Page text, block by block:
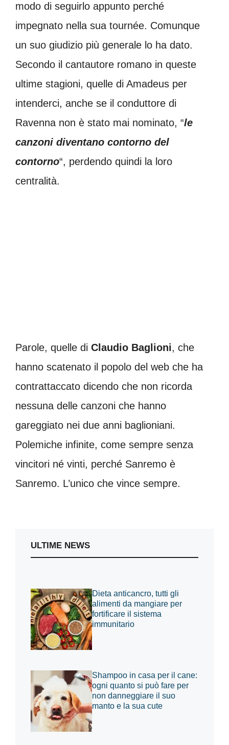
modo di seguirlo appunto perché
impegnato nella sua tournée. Comunque
un suo giudizio più generale lo ha dato.
Secondo il cantautore romano in queste
ultime stagioni, quelle di Amadeus per
intenderci, anche se il conduttore di
Ravenna non è stato mai nominato, “le
canzoni diventano contorno del
contorno“, perdendo quindi la loro
centralità.
Parole, quelle di Claudio Baglioni, che
hanno scatenato il popolo del web che ha
contrattaccato dicendo che non ricorda
nessuna delle canzoni che hanno
gareggiato nei due anni baglioniani.
Polemiche infinite, come sempre senza
vincitori né vinti, perché Sanremo è
Sanremo. L’unico che vince sempre.
ULTIME NEWS
Dieta anticancro, tutti gli
alimenti da mangiare per
fortificare il sistema
immunitario
Shampoo in casa per il cane:
ogni quanto si può fare per
non danneggiare il suo
manto e la sua cute